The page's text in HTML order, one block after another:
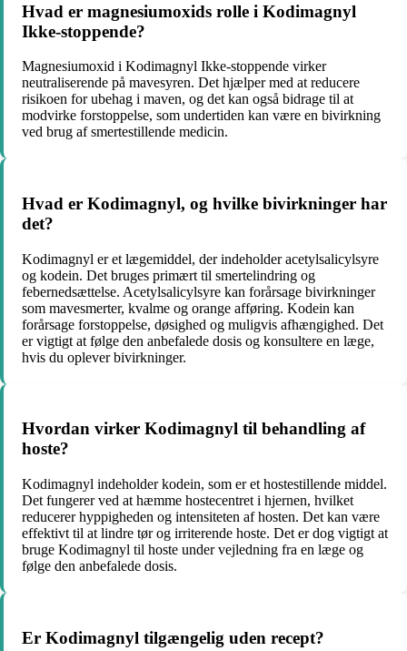
Hvad er magnesiumoxids rolle i Kodimagnyl
Ikke-stoppende?
Magnesiumoxid i Kodimagnyl Ikke-stoppende virker
neutraliserende på mavesyren. Det hjælper med at reducere
risikoen for ubehag i maven, og det kan også bidrage til at
modvirke forstoppelse, som undertiden kan være en bivirkning
ved brug af smertestillende medicin.
Hvad er Kodimagnyl, og hvilke bivirkninger har
det?
Kodimagnyl er et lægemiddel, der indeholder acetylsalicylsyre
og kodein. Det bruges primært til smertelindring og
febernedsættelse. Acetylsalicylsyre kan forårsage bivirkninger
som mavesmerter, kvalme og orange afføring. Kodein kan
forårsage forstoppelse, døsighed og muligvis afhængighed. Det
er vigtigt at følge den anbefalede dosis og konsultere en læge,
hvis du oplever bivirkninger.
Hvordan virker Kodimagnyl til behandling af
hoste?
Kodimagnyl indeholder kodein, som er et hostestillende middel.
Det fungerer ved at hæmme hostecentret i hjernen, hvilket
reducerer hyppigheden og intensiteten af hosten. Det kan være
effektivt til at lindre tør og irriterende hoste. Det er dog vigtigt at
bruge Kodimagnyl til hoste under vejledning fra en læge og
følge den anbefalede dosis.
Er Kodimagnyl tilgængelig uden recept?